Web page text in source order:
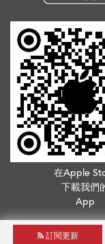
訂閱更新
在Apple
下載我們
App
版權所